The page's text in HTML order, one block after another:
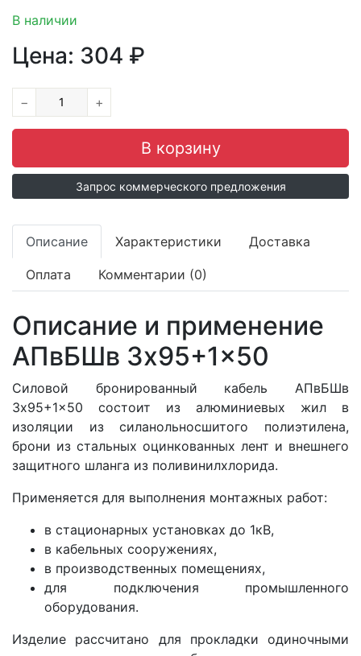
В наличии
Цена: 304 ₽
− +
Запрос коммерческого предложения
Описание Характеристики Доставка
Оплата Комментарии (0)
Описание и применение
АПвБШв 3x95+1x50
Силовой бронированный кабель АПвБШв
3x95+1x50 состоит из алюминиевых жил в
изоляции из силанольносшитого полиэтилена,
брони из стальных оцинкованных лент и внешнего
защитного шланга из поливинилхлорида.
Применяется для выполнения монтажных работ:
в стационарных установках до 1кВ,
в кабельных сооружениях,
в производственных помещениях,
для подключения промышленного
оборудования.
Изделие рассчитано для прокладки одиночными